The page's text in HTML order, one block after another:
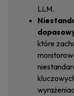
LLM.
które